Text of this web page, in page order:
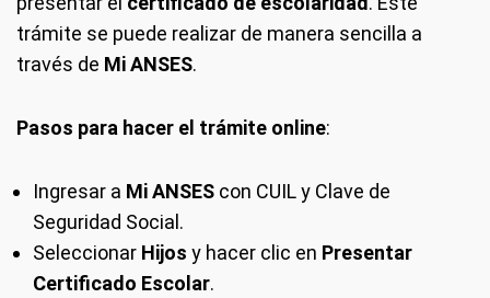
trámite se puede realizar de manera sencilla a
través de Mi ANSES.
Pasos para hacer el trámite online:
Ingresar a Mi ANSES con CUIL y Clave de
Seguridad Social.
Seleccionar Hijos y hacer clic en Presentar
Certificado Escolar.